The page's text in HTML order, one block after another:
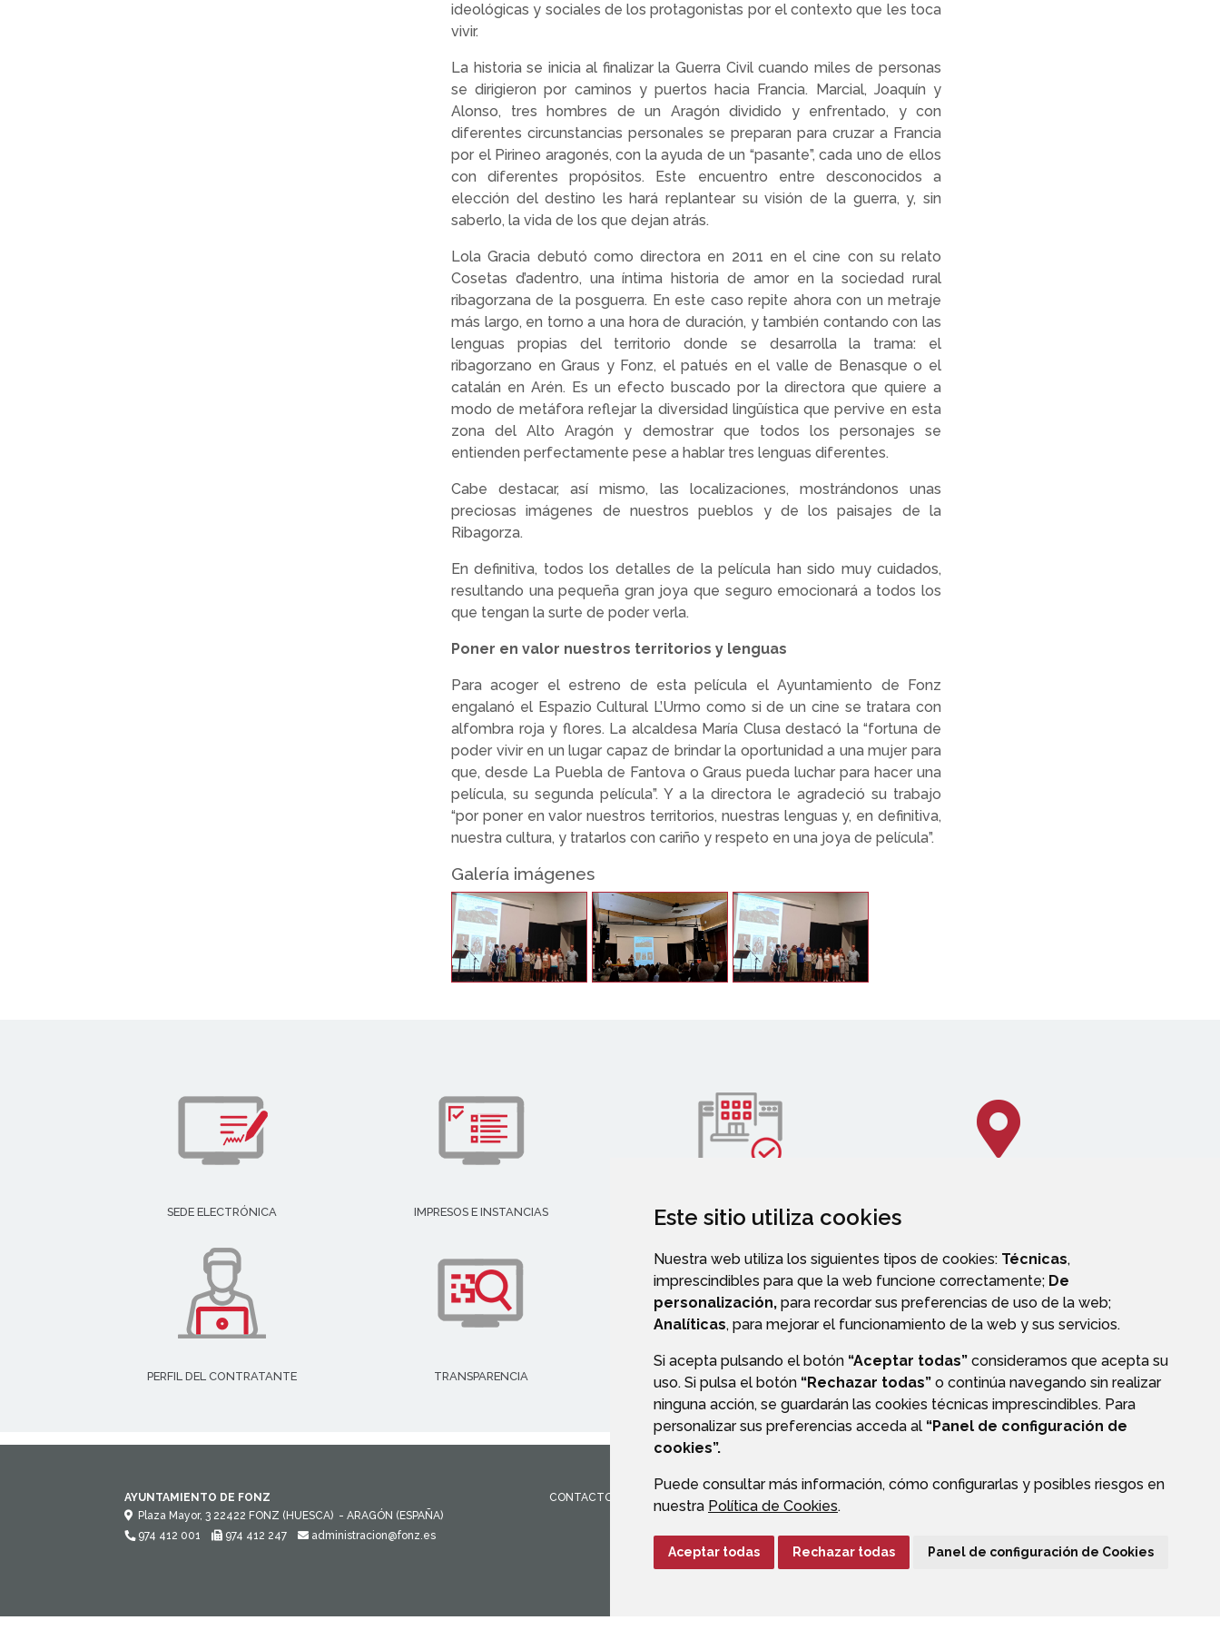
Este sitio utiliza cookies
Nuestra web utiliza los siguientes tipos de cookies: Técnicas,
imprescindibles para que la web funcione correctamente; De
personalización, para recordar sus preferencias de uso de la web;
Analíticas, para mejorar el funcionamiento de la web y sus servicios.
Si acepta pulsando el botón “Aceptar todas” consideramos que acepta su
uso. Si pulsa el botón “Rechazar todas” o continúa navegando sin realizar
ninguna acción, se guardarán las cookies técnicas imprescindibles. Para
personalizar sus preferencias acceda al “Panel de configuración de
cookies”.
Puede consultar más información, cómo configurarlas y posibles riesgos en
nuestra Política de Cookies.
Aceptar todas Rechazar todas Panel de configuración de Cookies
ideológicas y sociales de los protagonistas por el contexto que les toca
vivir.
La historia se inicia al finalizar la Guerra Civil cuando miles de personas
se dirigieron por caminos y puertos hacia Francia. Marcial, Joaquín y
Alonso, tres hombres de un Aragón dividido y enfrentado, y con
diferentes circunstancias personales se preparan para cruzar a Francia
por el Pirineo aragonés, con la ayuda de un “pasante”, cada uno de ellos
con diferentes propósitos. Este encuentro entre desconocidos a
elección del destino les hará replantear su visión de la guerra, y, sin
saberlo, la vida de los que dejan atrás.
Lola Gracia debutó como directora en 2011 en el cine con su relato
Cosetas d’adentro, una íntima historia de amor en la sociedad rural
ribagorzana de la posguerra. En este caso repite ahora con un metraje
más largo, en torno a una hora de duración, y también contando con las
lenguas propias del territorio donde se desarrolla la trama: el
ribagorzano en Graus y Fonz, el patués en el valle de Benasque o el
catalán en Arén. Es un efecto buscado por la directora que quiere a
modo de metáfora reflejar la diversidad lingüística que pervive en esta
zona del Alto Aragón y demostrar que todos los personajes se
entienden perfectamente pese a hablar tres lenguas diferentes.
Cabe destacar, así mismo, las localizaciones, mostrándonos unas
preciosas imágenes de nuestros pueblos y de los paisajes de la
Ribagorza.
En definitiva, todos los detalles de la película han sido muy cuidados,
resultando una pequeña gran joya que seguro emocionará a todos los
que tengan la surte de poder verla.
Poner en valor nuestros territorios y lenguas
Para acoger el estreno de esta película el Ayuntamiento de Fonz
engalanó el Espazio Cultural L’Urmo como si de un cine se tratara con
alfombra roja y flores. La alcaldesa María Clusa destacó la “fortuna de
poder vivir en un lugar capaz de brindar la oportunidad a una mujer para
que, desde La Puebla de Fantova o Graus pueda luchar para hacer una
película, su segunda película”. Y a la directora le agradeció su trabajo
“por poner en valor nuestros territorios, nuestras lenguas y, en definitiva,
nuestra cultura, y tratarlos con cariño y respeto en una joya de película”.
Galería imágenes
SEDE ELECTRÓNICA IMPRESOS E INSTANCIAS
DIRECTORIO EMPRESARIAL
PERFIL DEL CONTRATANTE TRANSPARENCIA VALIDACIÓN DE DOCUMENTOS
AYUNTAMIENTO DE FONZ
Plaza Mayor, 3 22422 FONZ (HUESCA) - ARAGÓN (ESPAÑA)
974 412 001
974 412 247 administracion@fonz.es
CONTACTO AVISO LEGAL PROTECCIÓN DE DATOS